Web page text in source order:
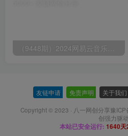
友链申请 免责声明 关于我们
Copyright © 2023 · 八一网创分享豫
创强力驱动.
本站已安全运行: 1640